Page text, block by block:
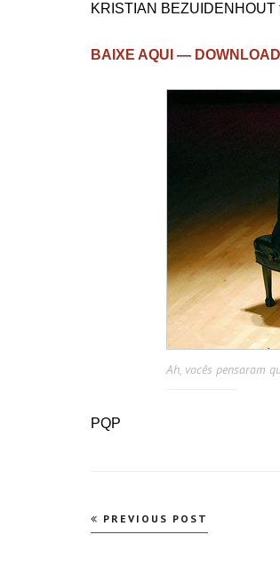
KRISTIAN BEZUIDENHOUT
BAIXE AQUI —
Ah, vocês pensaram
PQP
Navegação
PREVIOUS POST